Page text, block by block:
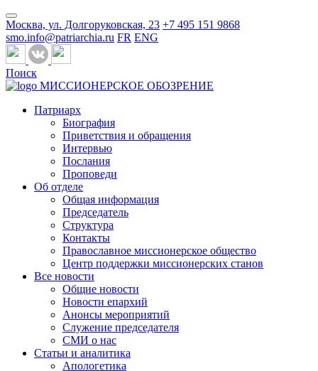
Москва, ул. Долгоруковская, 23 +7 495 151 9868
smo.info@patriarchia.ru FR ENG
Поиск
МИССИОНЕРСКОЕ ОБОЗРЕНИЕ
Патриарх
Биография
Приветствия и обращения
Интервью
Послания
Проповеди
Об отделе
Общая информация
Председатель
Структура
Контакты
Православное миссионерское общество
Центр поддержки миссионерских станов
Все новости
Общие новости
Новости епархий
Анонсы мероприятий
Служение председателя
СМИ о нас
Статьи и аналитика
Апологетика